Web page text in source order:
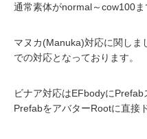
通常素体がnormal～cow100ま
マヌカ(Manuka)対応に関しま
での対応となっております。
ビナア対応はEFbodyに
PrefabをアバターRootに直接